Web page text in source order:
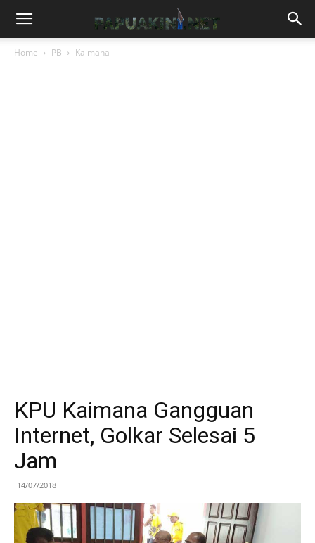
Home PB Kaimana
KPU Kaimana Gangguan
Internet, Golkar Selesai 5
Jam
14/07/2018